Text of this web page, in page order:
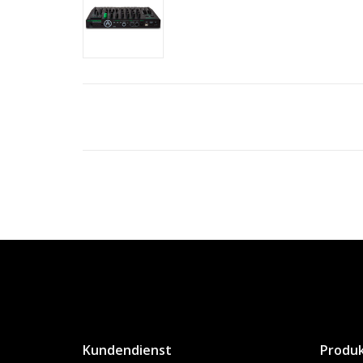
Kundendienst